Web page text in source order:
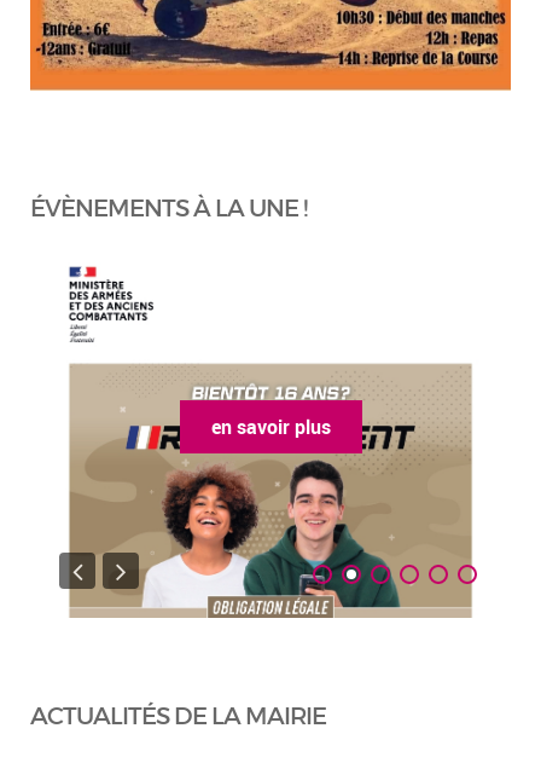
ÉVÈNEMENTS À LA UNE !
en savoir plus
ACTUALITÉS DE LA MAIRIE